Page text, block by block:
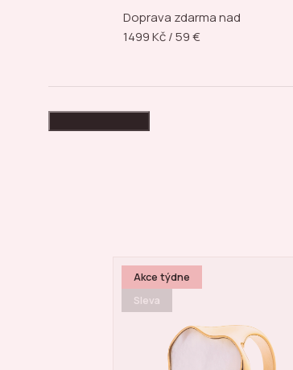
Doprava zdarma nad
1499 Kč / 59 €
Novinka
Sleva